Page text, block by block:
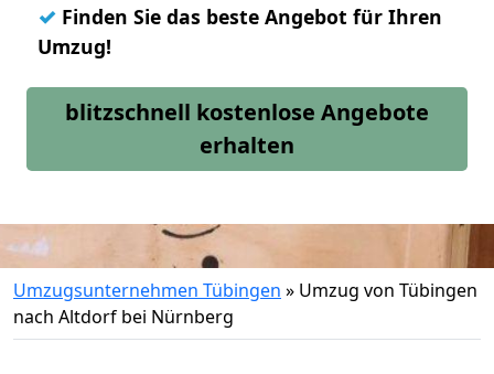
✓ Finden Sie das beste Angebot für Ihren
Umzug!
blitzschnell kostenlose Angebote
erhalten
Umzugsunternehmen Tübingen » Umzug von Tübingen
nach Altdorf bei Nürnberg